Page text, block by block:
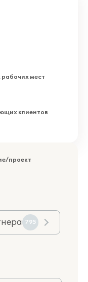
мест
клиентов
проект
795